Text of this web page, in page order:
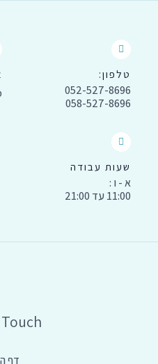
טלפון:
052-527-8696
058-527-8696
שעות עבודה
א - ו :
11:00 עד 21:00
דף